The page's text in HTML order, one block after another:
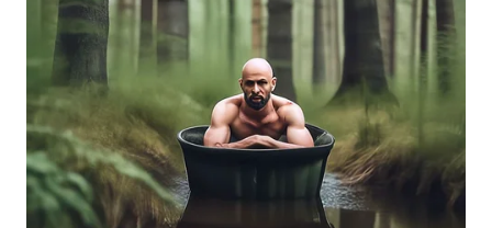
WN
BEKASI
WN
BOGOR
WN
DEPOK